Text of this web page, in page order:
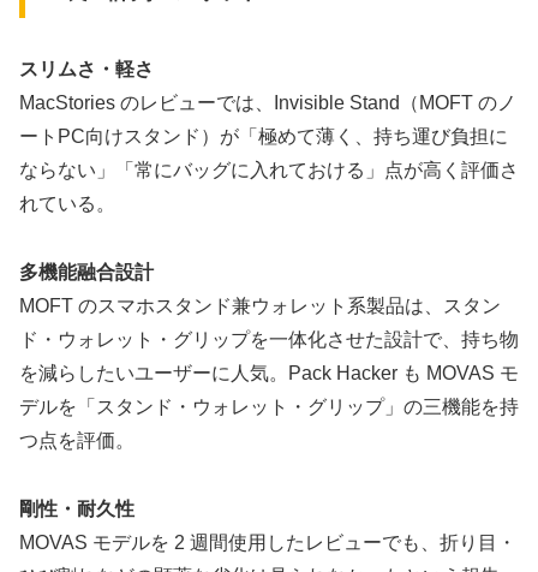
スリムさ・軽さ
MacStories のレビューでは、Invisible Stand（MOFT のノ
ートPC向けスタンド）が「極めて薄く、持ち運び負担に
ならない」「常にバッグに入れておける」点が高く評価さ
れている。
多機能融合設計
MOFT のスマホスタンド兼ウォレット系製品は、スタン
ド・ウォレット・グリップを一体化させた設計で、持ち物
を減らしたいユーザーに人気。Pack Hacker も MOVAS モ
デルを「スタンド・ウォレット・グリップ」の三機能を持
つ点を評価。
剛性・耐久性
MOVAS モデルを 2 週間使用したレビューでも、折り目・